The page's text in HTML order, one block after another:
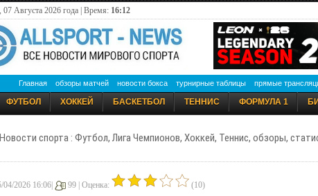
07 Августа 2026 года | Время: 16:12
Главная обзоры матчей новости бокса турнирные таблицы прямые
ФУТБОЛ ХОККЕЙ БАСКЕТБОЛ ТЕННИС ФОРМУЛА 1
Новости спорта : Футбол, Лига Чемпионов, Хоккей, Теннис, обзоры,
2026 16:06| 99 | Оценка: (10)